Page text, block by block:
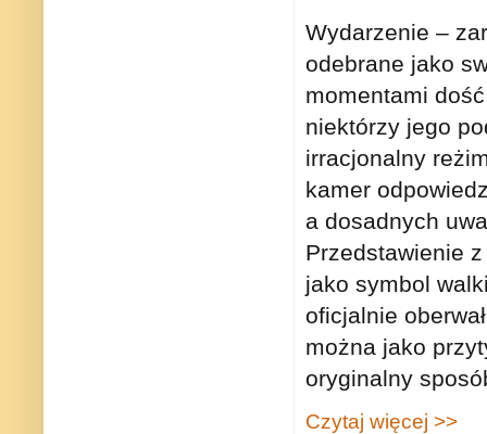
Wydarzenie –
odebrane jako
momentami
niektórzy jego
irracjonalny
kamer
a dosadnych
Przedstawienie
jako symbol
oficjalnie
można jako
oryginalny
Czytaj więcej >>